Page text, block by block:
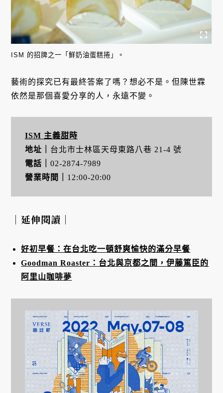
ISM 的招牌之一「鮮奶油蛋糕捲」。
藝術的探究已有最終答案了嗎？想必不是。但陳世霖
依然是那個喜愛分享的人，永遠不變。
ISM 主義甜時
地址｜ 台北市士林區天母東路八巷 21-4 號
電話｜ 02-2874-7989
營業時間｜ 12:00-20:00
｜延伸閱讀｜
好初早餐：在台北吃一頓舒爽愉快的滿分早餐
Goodman Roaster：台北與京都之間，伊藤篤臣的
阿里山咖啡夢